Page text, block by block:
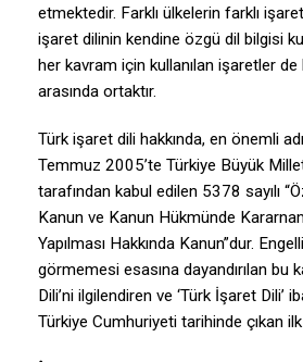
etmektedir. Farklı ülkelerin farklı
işaret dilinin kendine özgü dil bilgisi
her kavram için kullanılan işaretler de
arasında ortaktır.
Türk işaret dili hakkında, en önemli
Temmuz 2005’te Türkiye Büyük
tarafından kabul edilen 5378 sayılı
Kanun ve Kanun Hükmünde
Yapılması Hakkında Kanun”dur.
görmemesi esasına dayandırılan bu
Dili’ni ilgilendiren ve ‘Türk İşaret Dili’
Türkiye Cumhuriyeti tarihinde çıkan